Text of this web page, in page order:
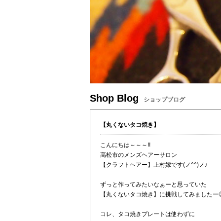
Shop Blog ショップブログ
【丸くないタコ焼き】
こんにちは～～～!!
高松市のメンズヘアーサロン
【クラフトヘアー】上村嫁です(ノ^^)ノ♪
ずっと作ってみたいなぁーと思っていた
【丸くないタコ焼き】に挑戦してみました
コレ、タコ焼きプレートは使わずに